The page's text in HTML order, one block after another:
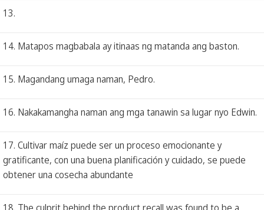
13.
14. Matapos magbabala ay itinaas ng matanda ang baston.
15. Magandang umaga naman, Pedro.
16. Nakakamangha naman ang mga tanawin sa lugar nyo Edwin.
17. Cultivar maíz puede ser un proceso emocionante y
gratificante, con una buena planificación y cuidado, se puede
obtener una cosecha abundante